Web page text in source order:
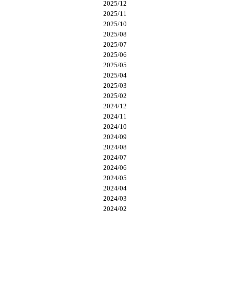
2025/12
2025/11
2025/10
2025/08
2025/07
2025/06
2025/05
2025/04
2025/03
2025/02
2024/12
2024/11
2024/10
2024/09
2024/08
2024/07
2024/06
2024/05
2024/04
2024/03
2024/02